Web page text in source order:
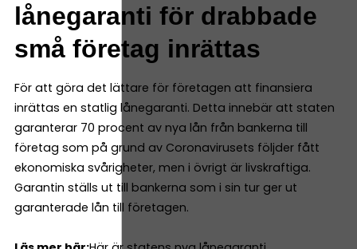
lånegaranti för drabbade
små företag inrättas
För att göra det lättare för företagen att finansiera
inrättas en statlig lånegaranti. Detta innebär att staten
garanterar 70 procent av nya lån från bankerna till
företag som på grund av Coronavirusets följder fått
ekonomiska svårigheter, men i övrigt är livskraftiga.
Garantin ställs ut till bankerna som i sin tur ger ut
garanterade lån till företagen.